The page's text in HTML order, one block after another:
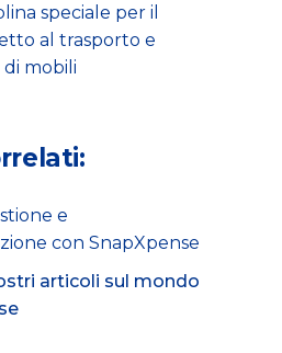
speciale per il
al trasporto e
di mobili
e
con SnapXpense
articoli sul mondo